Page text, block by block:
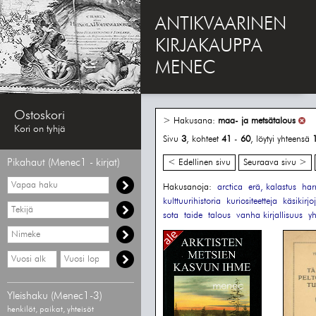
ANTIKVAARINEN
KIRJAKAUPPA
MENEC
Ostoskori
Kori on tyhjä
Pikahaut (Menec1 - kirjat)
Vapaa
haku
Hae
tekijää
Hae
nimekettä
Hae
vähimmäisvuosi
Hae
enimmäisvuosi
Yleishaku (Menec1-3)
henkilöt, paikat, yhteisöt
> Hakusana: maa- ja metsätalous
Sivu 3, kohteet 41 - 60, löytyi yhteensä
< Edellinen sivu Seuraava sivu >
Hakusanoja: arctica erä, kalastus
kulttuurihistoria
kuriositeetteja
sota
taide talous vanha kirjallisuus